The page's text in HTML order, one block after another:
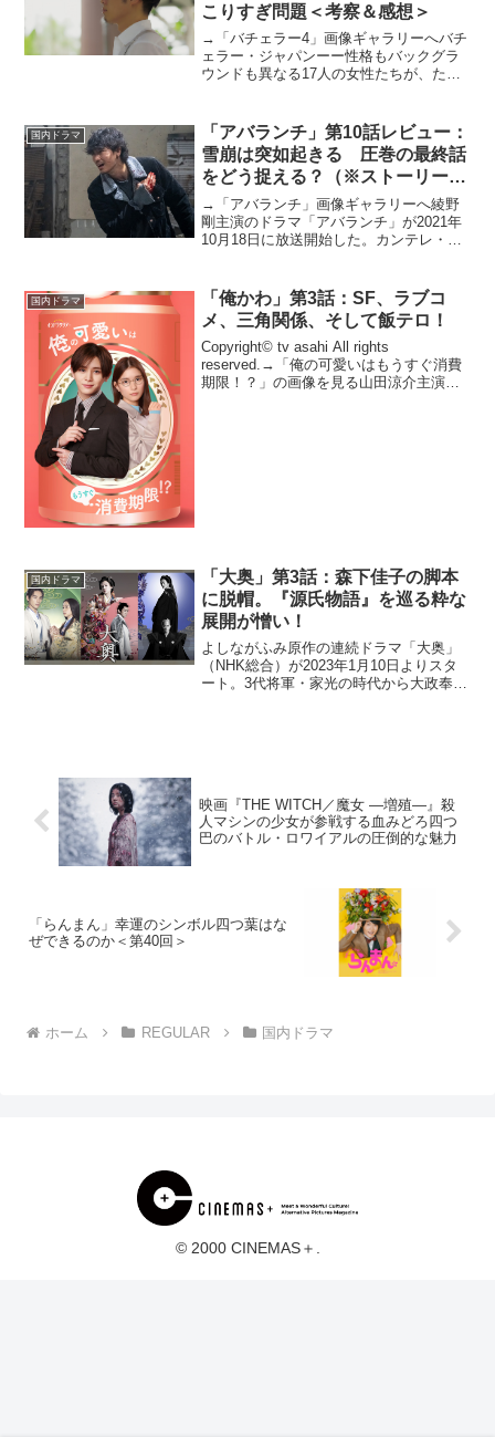
こりすぎ問題＜考察＆感想＞
→「バチェラー4」画像ギャラリーへバチ
ェラー・ジャパンーー性格もバックグラ
ウンドも異なる17人の女性たちが、たっ
ル番組。4代目バチェラーは、バチェロレ
ッテで画家・杉田...
国内ドラマ
「アバランチ」第10話レビュー：
雪崩は突如起きる 圧巻の最終話
をどう捉える？（※ストーリーネ
タバレあり）
→「アバランチ」画像ギャラリーへ綾野
剛主演のドラマ「アバランチ」が2021年
10月18日に放送開始した。カンテレ・フ
は、破天荒な謎の集団“アバランチ”の活躍
を描くピカ...
国内ドラマ
「俺かわ」第3話：SF、ラブコ
メ、三角関係、そして飯テロ！
Copyright© tv asahi All rights
reserved.→「俺の可愛いはもうすぐ消費
期限！？」の画像を見る山田涼介主演の
国内ドラマ
「大奥」第3話：森下佳子の脚本
に脱帽。『源氏物語』を巡る粋な
展開が憎い！
よしながふみ原作の連続ドラマ「大奥」
（NHK総合）が2023年1月10日よりスタ
ート。3代将軍・家光の時代から大政奉還
映画『THE WITCH／魔女 ―増殖―』殺
人マシンの少女が参戦する血みどろ四つ
巴のバトル・ロワイアルの圧倒的な魅力
「らんまん」幸運のシンボル四つ葉はな
ぜできるのか＜第40回＞
ホーム REGULAR 国内ドラマ
© 2000 CINEMAS＋.